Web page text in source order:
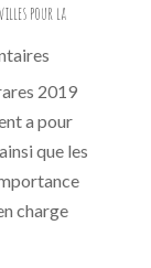
pour la
2019
a pour
que les
charge